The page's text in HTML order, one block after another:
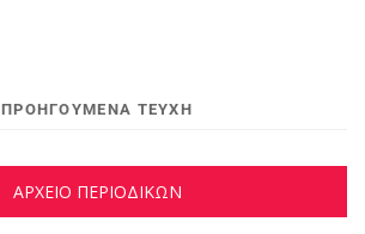
ΠΡΟΗΓΟΥΜΕΝΑ ΤΕΥΧΗ
ΑΡΧΕΙΟ ΠΕΡΙΟΔΙΚΩΝ